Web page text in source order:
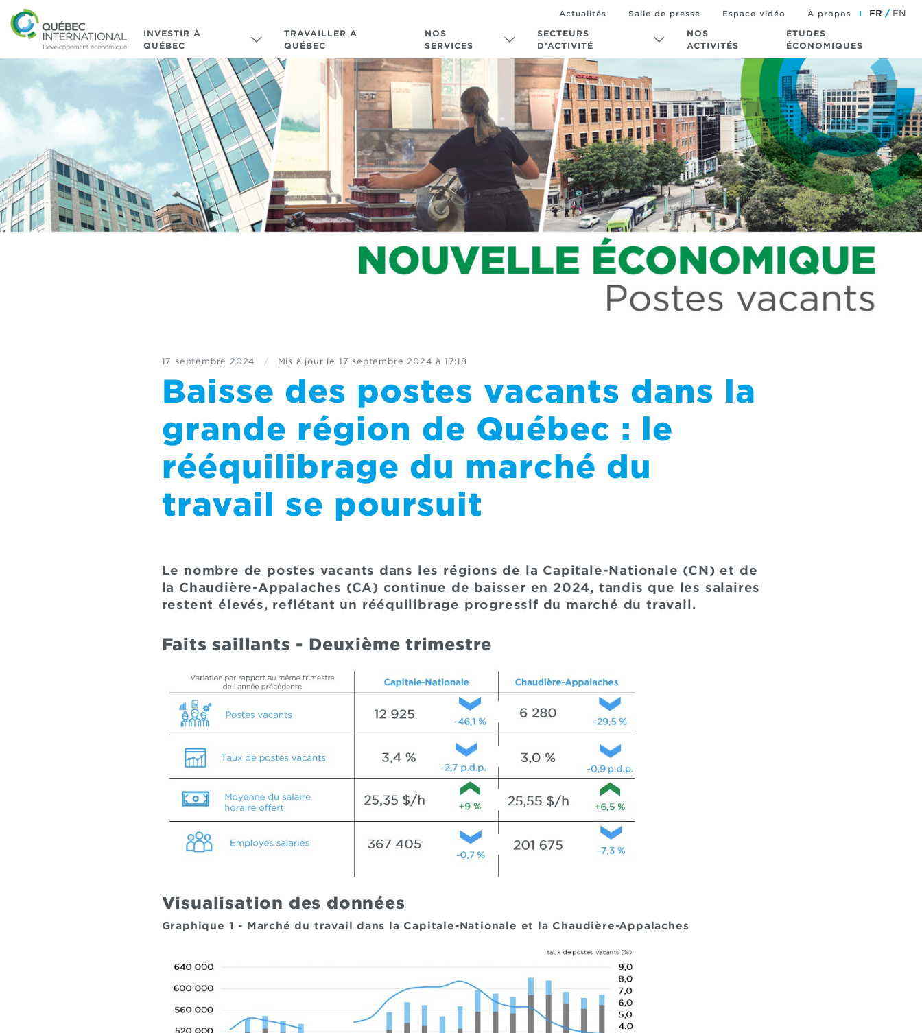
INVESTIR À
QUÉBEC
TRAVAILLER À
QUÉBEC
NOS
SERVICES
SECTEURS
D’ACTIVITÉ
NOS
ACTIVITÉS
ÉTUDES
ÉCONOMIQUES
Actualités Salle de presse Espace vidéo À propos FR EN
17 septembre 2024 / Mis à jour le 17 septembre 2024 à 17:18
Baisse des postes vacants dans la
grande région de Québec : le
rééquilibrage du marché du
travail se poursuit
Le nombre de postes vacants dans les régions de la Capitale-Nationale (CN) et de
la Chaudière-Appalaches (CA) continue de baisser en 2024, tandis que les salaires
restent élevés, reflétant un rééquilibrage progressif du marché du travail.
Faits saillants - Deuxième trimestre
Visualisation des données
Graphique 1 - Marché du travail dans la Capitale-Nationale et la Chaudière-Appalaches